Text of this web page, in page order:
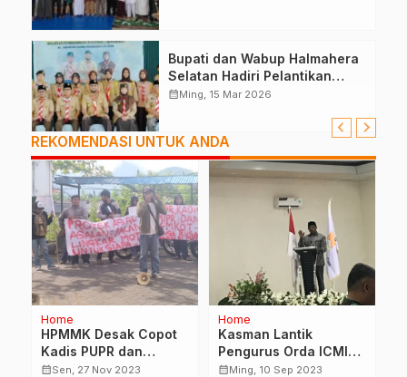
Bupati dan Wabup Halmahera
Selatan Hadiri Pelantikan
Mabiran Pramuka se-Kwarcab
calendar_monthMing, 15 Mar 2026
REKOMENDASI UNTUK ANDA
Home
HPMMK Desak Copot
Kadis PUPR dan
Evaluasi CV Ketapang
calendar_monthSen, 27 Nov 2023
Home
Kasman Lantik
Pengurus Orda ICMI
Halut
calendar_monthMing, 10 Sep 2023